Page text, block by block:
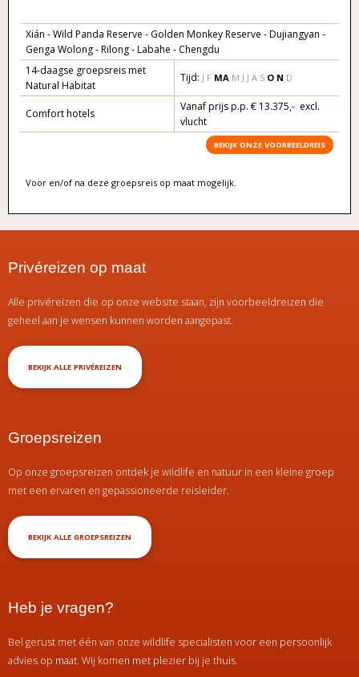
Xián - Wild Panda Reserve - Golden Monkey Reserve - Dujiangyan -
Genga Wolong - Rilong - Labahe - Chengdu
14-daagse groepsreis met
Natural Habitat
Tijd: J FMA M J J A S O N D
Comfort hotels
Vanaf prijs p.p. € 13.375,- excl.
vlucht
BEKIJK ONZE VOORBEELDREIS
Voor en/of na deze groepsreis op maat mogelijk.
Privéreizen op maat
Alle privéreizen die op onze website staan, zijn voorbeeldreizen die
geheel aan je wensen kunnen worden aangepast.
BEKIJK ALLE PRIVÉREIZEN
Groepsreizen
Op onze groepsreizen ontdek je wildlife en natuur in een kleine groep
met een ervaren en gepassioneerde reisleider.
BEKIJK ALLE GROEPSREIZEN
Heb je vragen?
Bel gerust met één van onze wildlife specialisten voor een persoonlijk
advies op maat. Wij komen met plezier bij je thuis.